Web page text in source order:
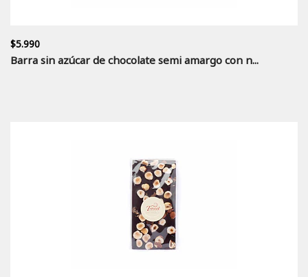
$5.990
Barra sin azúcar de chocolate semi amargo con n...